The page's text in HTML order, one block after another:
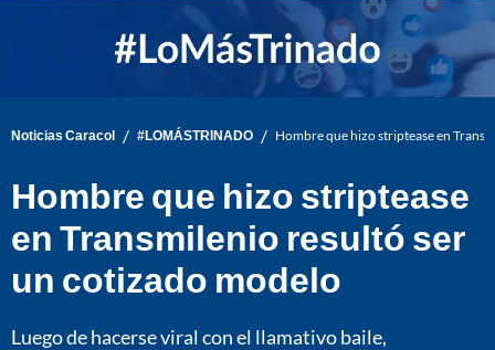
Noticias Caracol / #LOMÁSTRINADO / Hombre que hizo striptease en
Hombre que hizo striptease
en Transmilenio resultó ser
un cotizado modelo
Luego de hacerse viral con el llamativo baile,